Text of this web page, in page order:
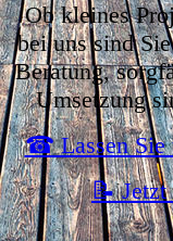
Ob kleines
bei uns sind
Beratung,
Umsetzung
☎ Lassen Sie
📝 Jetzt